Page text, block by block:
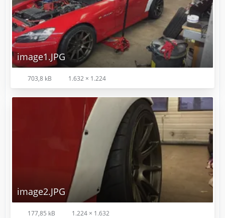
image1.JPG
703,8 kB 1.632 × 1.224
image2.JPG
177,85 kB 1.224 × 1.632